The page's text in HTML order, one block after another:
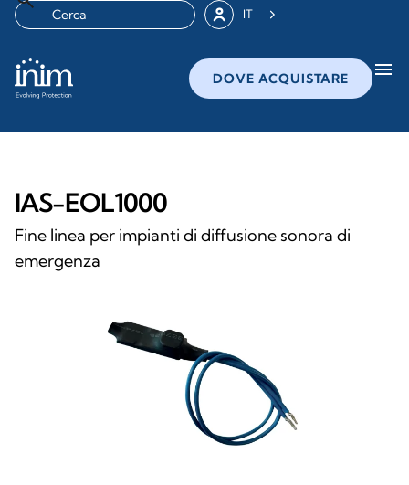
IT
DOVE ACQUISTARE menu
IAS-EOL1000
Fine linea per impianti di diffusione sonora di
emergenza